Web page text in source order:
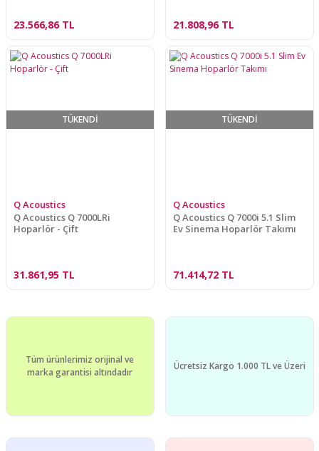
23.566,86 TL 21.808,96 TL
TÜKENDİ
Q Acoustics
Q Acoustics Q 7000LRi
Hoparlör - Çift
31.861,95 TL
TÜKENDİ
Q Acoustics
Q Acoustics Q 7000i 5.1 Slim
Ev Sinema Hoparlör Takımı
71.414,72 TL
Tüm ürünlerimiz orijinal ve
marka garantisi altındadır
Ücretsiz Kargo 1.000 TL ve Üzeri